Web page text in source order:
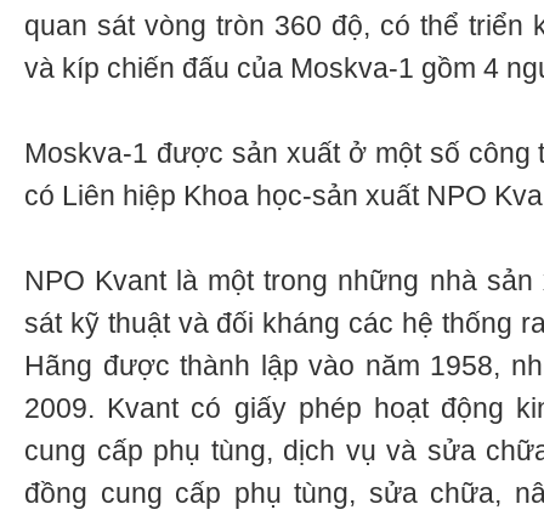
quan sát vòng tròn 360 độ, có thể triển
và kíp chiến đấu của Moskva-1 gồm 4
Moskva-1 được sản xuất ở một số công
có Liên hiệp Khoa học-sản xuất NPO
NPO Kvant là một trong những nhà
sát kỹ thuật và đối kháng các hệ thống
Hãng được thành lập vào năm 1958,
2009. Kvant có giấy phép hoạt động
cung cấp phụ tùng, dịch vụ và sửa
đồng cung cấp phụ tùng, sửa chữa,